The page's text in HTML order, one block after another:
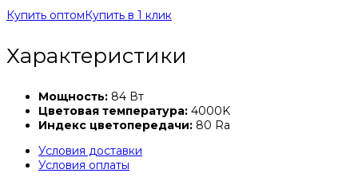
Купить оптом Купить в 1 клик
Характеристики
Мощность: 84 Вт
Цветовая температура: 4000K
Индекс цветопередачи: 80 Ra
Условия доставки
Условия оплаты